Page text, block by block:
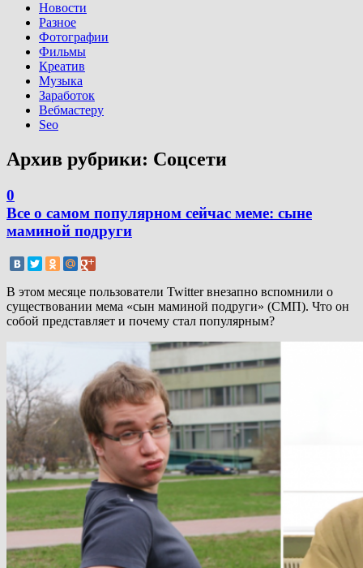
Новости
Разное
Фотографии
Фильмы
Креатив
Музыка
Заработок
Вебмастеру
Seo
Архив рубрики: Соцсети
0
Все о самом популярном сейчас меме: сыне
маминой подруги
В этом месяце пользователи Twitter внезапно вспомнили о
существовании мема «сын маминой подруги» (СМП). Что он
собой представляет и почему стал популярным?